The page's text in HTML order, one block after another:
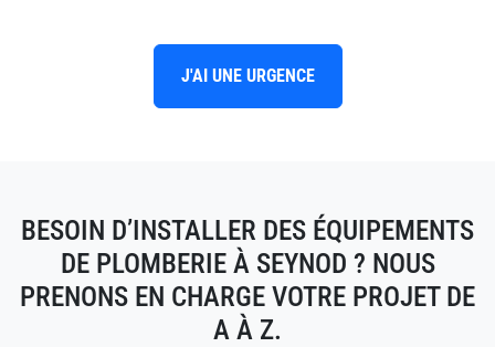
J'AI UNE URGENCE
BESOIN D’INSTALLER DES ÉQUIPEMENTS
DE PLOMBERIE À SEYNOD ? NOUS
PRENONS EN CHARGE VOTRE PROJET DE
A À Z.